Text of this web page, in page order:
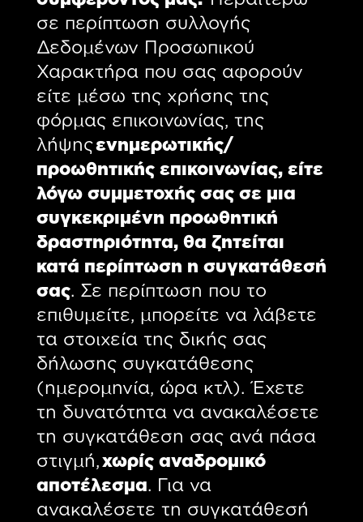
σε περίπτωση συλλογής
Δεδομένων Προσωπικού
Χαρακτήρα που σας αφορούν
είτε μέσω της χρήσης της
φόρμας επικοινωνίας, της
λήψηςενημερωτικής/
προωθητικής επικοινωνίας, είτε
λόγω συμμετοχής σας σε μια
συγκεκριμένη προωθητική
δραστηριότητα, θα ζητείται
κατά περίπτωση η συγκατάθεσή
σας. Σε περίπτωση που το
επιθυμείτε, μπορείτε να λάβετε
τα στοιχεία της δικής σας
δήλωσης συγκατάθεσης
(ημερομηνία, ώρα κτλ). Έχετε
τη δυνατότητα να ανακαλέσετε
τη συγκατάθεση σας ανά πάσα
στιγμή,χωρίς αναδρομικό
αποτέλεσμα. Για να
ανακαλέσετε τη συγκατάθεσή